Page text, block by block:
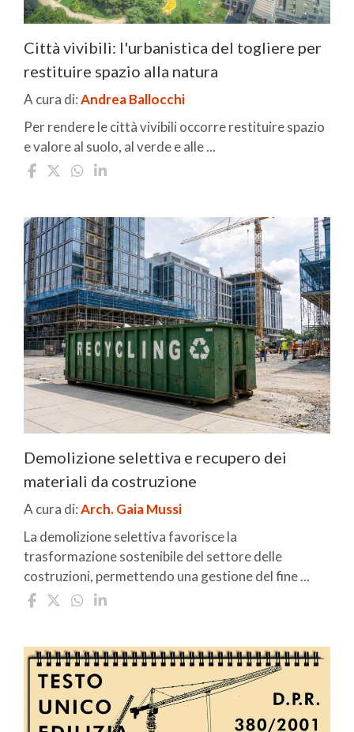
Città vivibili: l'urbanistica del togliere per
restituire spazio alla natura
A cura di:Andrea Ballocchi
Per rendere le città vivibili occorre restituire spazio
e valore al suolo, al verde e alle ...
Demolizione selettiva e recupero dei
materiali da costruzione
A cura di:Arch. Gaia Mussi
La demolizione selettiva favorisce la
trasformazione sostenibile del settore delle
costruzioni, permettendo una gestione del fine ...